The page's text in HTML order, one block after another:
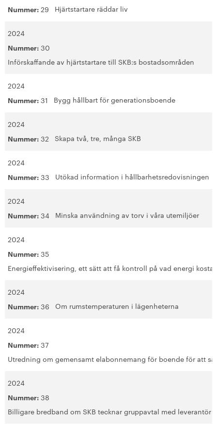
SKB i siffror
SKBs historia
Verkställande organisation
Hållbarhet enligt SKB
Sök ledigt
Våra bostäder
Vår boendeform
Jobba hos oss
Nummer: 29 Hjärtstartare räddar liv
2024
Nummer: 30
Införskaffande av hjärtstartare till SKB:s bostadsområden
2024
Nummer: 31 Bygg hållbart för generationsboende
2024
Nummer: 32 Skapa två, tre, många SKB
2024
Nummer: 33 Utökad information i hållbarhetsredovisningen
2024
Nummer: 34 Minska användning av torv i våra utemiljöer
2024
Nummer: 35
Energieffektivisering, ett sätt att få kontroll på vad energi kostar
2024
Nummer: 36 Om rumstemperaturen i lägenheterna
2024
Nummer: 37
Utredning om gemensamt elabonnemang för boende för att
2024
Nummer: 38
Billigare bredband om SKB tecknar gruppavtal med leverantör